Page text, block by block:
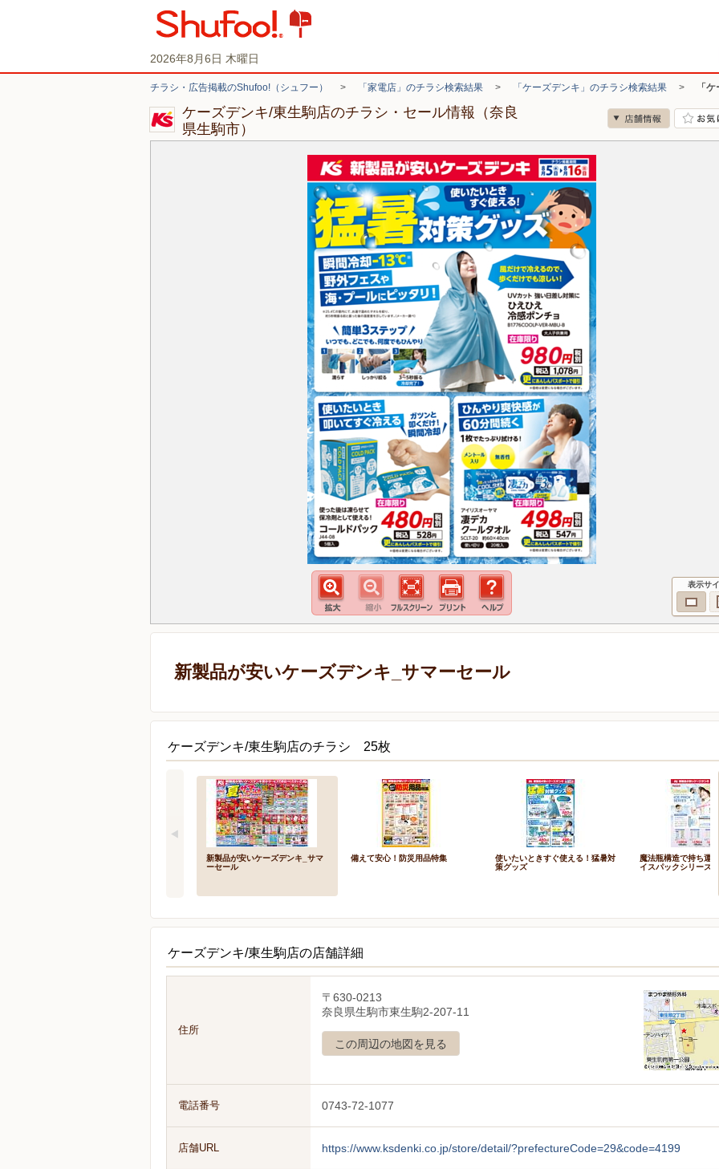
2026年8月6日 木曜日
チラシ・広告掲載のShufoo!（シュフー） > 「家電店」のチラシ検索結果 > 「ケーズデンキ」のチラシ検索結果 > 「
ケーズデンキ/東生駒店のチラシ・セール情報（奈良
県生駒市）
表示サ
新製品が安いケーズデンキ_サマーセール
ケーズデンキ/東生駒店のチラシ 25枚
新製品が安いケーズデンキ_サマ
ーセール
備えて安心！防災用品特集
使いたいときすぐ使える！猛暑対
策グッズ
魔法瓶構造で持ち運ぶ
イスパックシリーズ
ケーズデンキ/東生駒店の店舗詳細
住所
〒630-0213
奈良県生駒市東生駒2-207-11
この周辺の地図を見る
電話番号 0743-72-1077
店舗URL https://www.ksdenki.co.jp/store/detail/?prefectureCode=29&code=4199